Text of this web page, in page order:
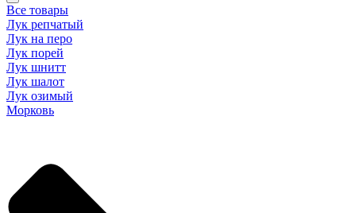
Все товары
Лук репчатый
Лук на перо
Лук порей
Лук шнитт
Лук шалот
Лук озимый
Морковь